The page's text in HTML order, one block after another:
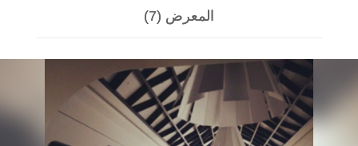
المعرض (7)